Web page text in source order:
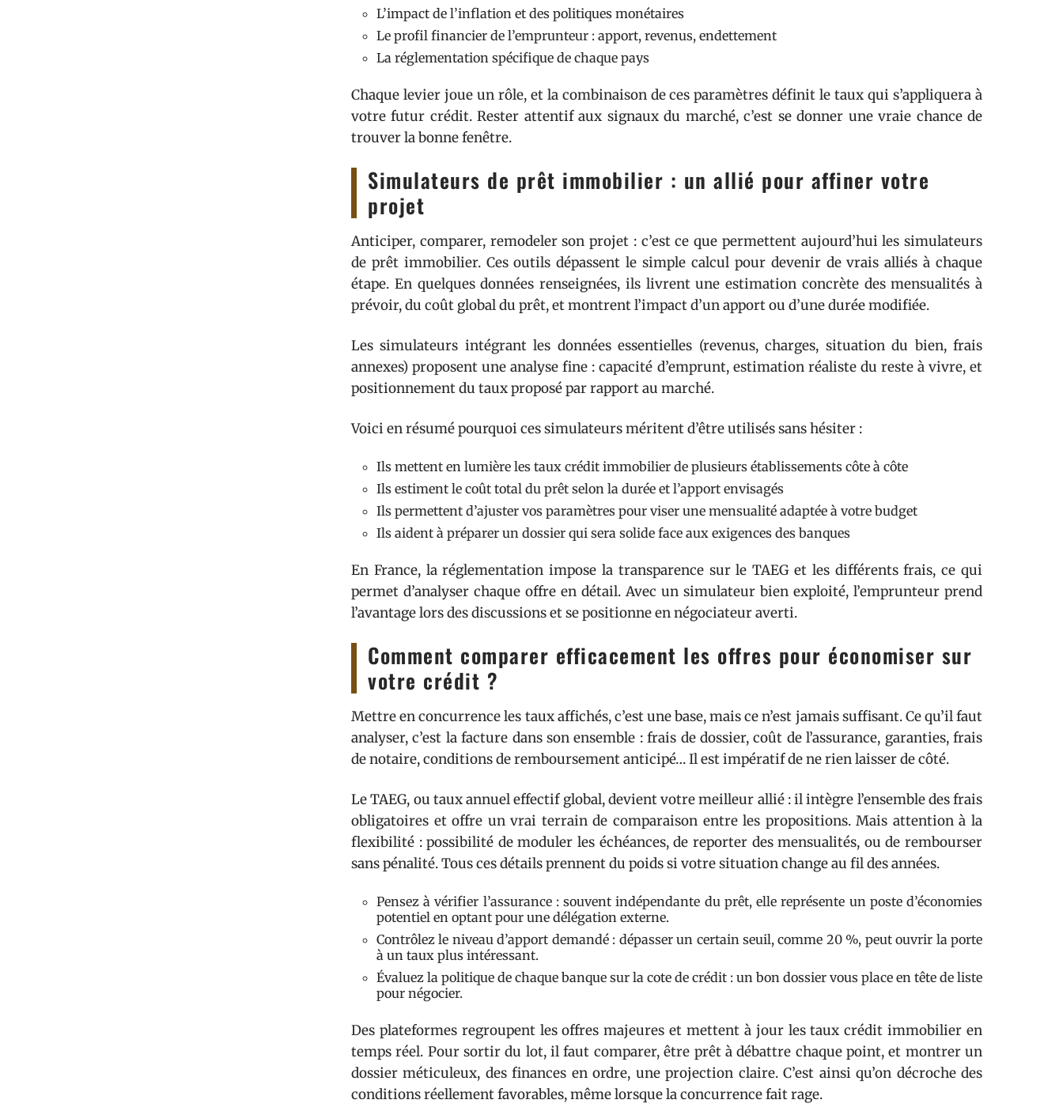
L’impact de l’inflation et des politiques monétaires
Le profil financier de l’emprunteur : apport, revenus, endettement
La réglementation spécifique de chaque pays
Chaque levier joue un rôle, et la combinaison de ces paramètres définit le taux qui s’appliquera à
votre futur crédit. Rester attentif aux signaux du marché, c’est se donner une vraie chance de
trouver la bonne fenêtre.
Simulateurs de prêt immobilier : un allié pour affiner votre
projet
Anticiper, comparer, remodeler son projet : c’est ce que permettent aujourd’hui les simulateurs
de prêt immobilier. Ces outils dépassent le simple calcul pour devenir de vrais alliés à chaque
étape. En quelques données renseignées, ils livrent une estimation concrète des mensualités à
prévoir, du coût global du prêt, et montrent l’impact d’un apport ou d’une durée modifiée.
Les simulateurs intégrant les données essentielles (revenus, charges, situation du bien, frais
annexes) proposent une analyse fine : capacité d’emprunt, estimation réaliste du reste à vivre, et
positionnement du taux proposé par rapport au marché.
Voici en résumé pourquoi ces simulateurs méritent d’être utilisés sans hésiter :
Ils mettent en lumière les taux crédit immobilier de plusieurs établissements côte à côte
Ils estiment le coût total du prêt selon la durée et l’apport envisagés
Ils permettent d’ajuster vos paramètres pour viser une mensualité adaptée à votre budget
Ils aident à préparer un dossier qui sera solide face aux exigences des banques
En France, la réglementation impose la transparence sur le TAEG et les différents frais, ce qui
permet d’analyser chaque offre en détail. Avec un simulateur bien exploité, l’emprunteur prend
l’avantage lors des discussions et se positionne en négociateur averti.
Comment comparer efficacement les offres pour économiser sur
votre crédit ?
Mettre en concurrence les taux affichés, c’est une base, mais ce n’est jamais suffisant. Ce qu’il faut
analyser, c’est la facture dans son ensemble : frais de dossier, coût de l’assurance, garanties, frais
de notaire, conditions de remboursement anticipé… Il est impératif de ne rien laisser de côté.
Le TAEG, ou taux annuel effectif global, devient votre meilleur allié : il intègre l’ensemble des frais
obligatoires et offre un vrai terrain de comparaison entre les propositions. Mais attention à la
flexibilité : possibilité de moduler les échéances, de reporter des mensualités, ou de rembourser
sans pénalité. Tous ces détails prennent du poids si votre situation change au fil des années.
Pensez à vérifier l’assurance : souvent indépendante du prêt, elle représente un poste d’économies
potentiel en optant pour une délégation externe.
Contrôlez le niveau d’apport demandé : dépasser un certain seuil, comme 20 %, peut ouvrir la porte
à un taux plus intéressant.
Évaluez la politique de chaque banque sur la cote de crédit : un bon dossier vous place en tête de liste
pour négocier.
Des plateformes regroupent les offres majeures et mettent à jour les taux crédit immobilier en
temps réel. Pour sortir du lot, il faut comparer, être prêt à débattre chaque point, et montrer un
dossier méticuleux, des finances en ordre, une projection claire. C’est ainsi qu’on décroche des
conditions réellement favorables, même lorsque la concurrence fait rage.